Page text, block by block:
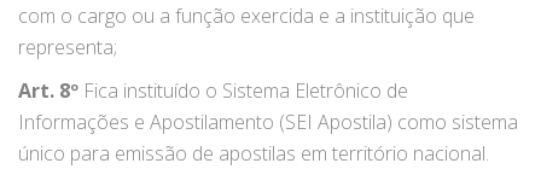
com o cargo ou a função exercida e a instituição que
representa;
Art. 8º Fica instituído o Sistema Eletrônico de
Informações e Apostilamento (SEI Apostila) como sistema
único para emissão de apostilas em território nacional.